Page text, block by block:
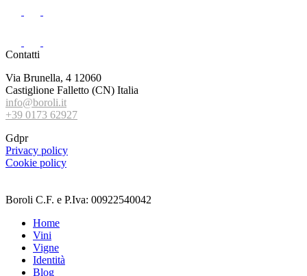
Contatti
Via Brunella, 4 12060
Castiglione Falletto (CN) Italia
info@boroli.it
+39 0173 62927
Gdpr
Privacy policy
Cookie policy
Boroli C.F. e P.Iva: 00922540042
Home
Vini
Vigne
Identità
Blog